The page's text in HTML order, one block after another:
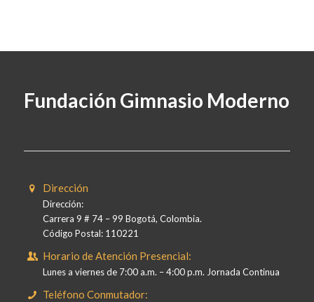
Fundación Gimnasio Moderno
Dirección
Dirección:
Carrera 9 # 74 – 99 Bogotá, Colombia.
Código Postal: 110221
Horario de Atención Presencial:
Lunes a viernes de 7:00 a.m. – 4:00 p.m. Jornada Continua
Teléfono Conmutador: